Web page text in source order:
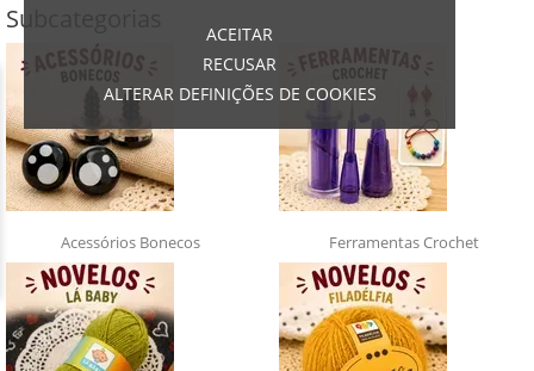
ACEITAR
RECUSAR
ALTERAR DEFINIÇÕES DE COOKIES
Subcategorias
Acessórios Bonecos Ferramentas Crochet